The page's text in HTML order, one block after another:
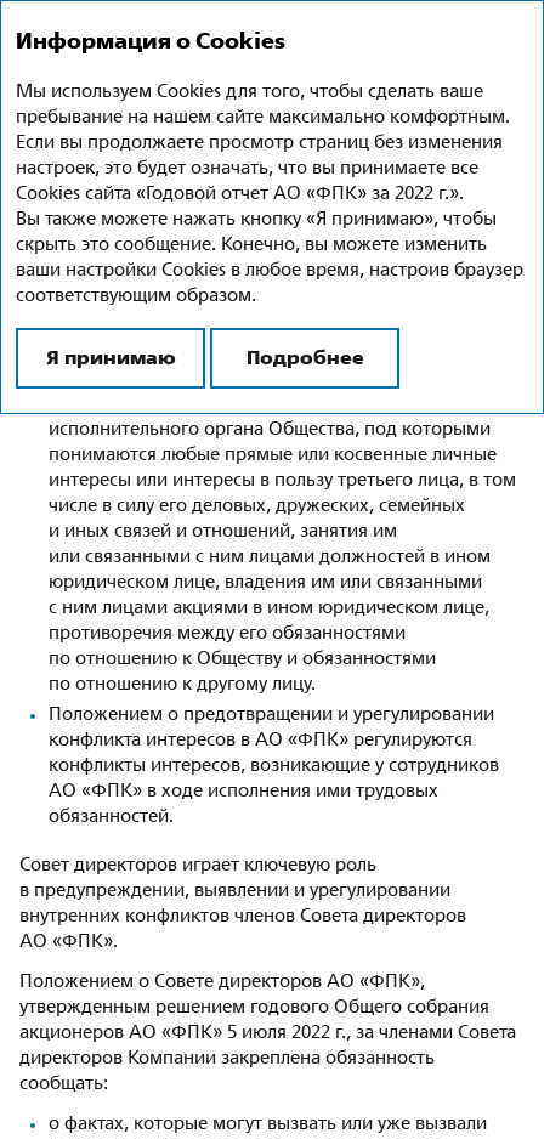
Урегулирование конфликта
интересов и противодействие
коррупции
Процедура предотвращения, выявления
и урегулирования конфликта интересов формализована
во внутренних документах Компании (положениях).
Положением о Совете директоров АО «ФПК»
регулируются конфликты между интересами
исполнительного органа Общества, под которыми
понимаются любые прямые или косвенные личные
интересы или интересы в пользу третьего лица, в том
числе в силу его деловых, дружеских, семейных
и иных связей и отношений, занятия им
или связанными с ним лицами должностей в ином
юридическом лице, владения им или связанными
с ним лицами акциями в ином юридическом лице,
противоречия между его обязанностями
по отношению к Обществу и обязанностями
по отношению к другому лицу.
Положением о предотвращении и урегулировании
конфликта интересов в АО «ФПК» регулируются
конфликты интересов, возникающие у сотрудников
АО «ФПК» в ходе исполнения ими трудовых
обязанностей.
Совет директоров играет ключевую роль
в предупреждении, выявлении и урегулировании
внутренних конфликтов членов Совета директоров
АО «ФПК».
Положением о Совете директоров АО «ФПК»,
утвержденным решением годового Общего собрания
акционеров АО «ФПК» 5 июля 2022 г., за членами Совета
директоров Компании закреплена обязанность
сообщать:
о фактах, которые могут вызвать или уже вызвали
Информация о Cookies
Мы используем Cookies для того, чтобы сделать ваше
пребывание на нашем сайте максимально комфортным.
Если вы продолжаете просмотр страниц без изменения
настроек, это будет означать, что вы принимаете все
Cookies сайта «Годовой отчет АО «ФПК» за 2022 г.».
Вы также можете нажать кнопку «Я принимаю», чтобы
скрыть это сообщение. Конечно, вы можете изменить
ваши настройки Cookies в любое время, настроив браузер
соответствующим образом.
Я принимаю Подробнее